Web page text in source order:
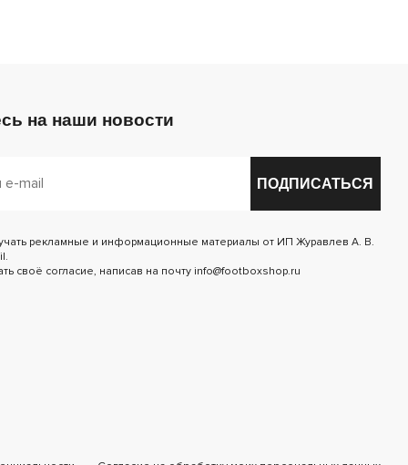
на наши новости
ПОДПИСАТЬСЯ
рекламные и информационные материалы от ИП Журавлев А. В.
своё согласие, написав на почту info@footboxshop.ru